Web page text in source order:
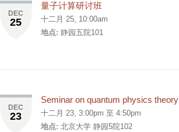
DEC
25
量子计算研讨班
十二月 25, 10:00am
地点: 静园五院101
DEC
23
Seminar on quantum physics theory
十二月 23, 3:00pm 至 4:50pm
地点: 北京大学 静园5院102